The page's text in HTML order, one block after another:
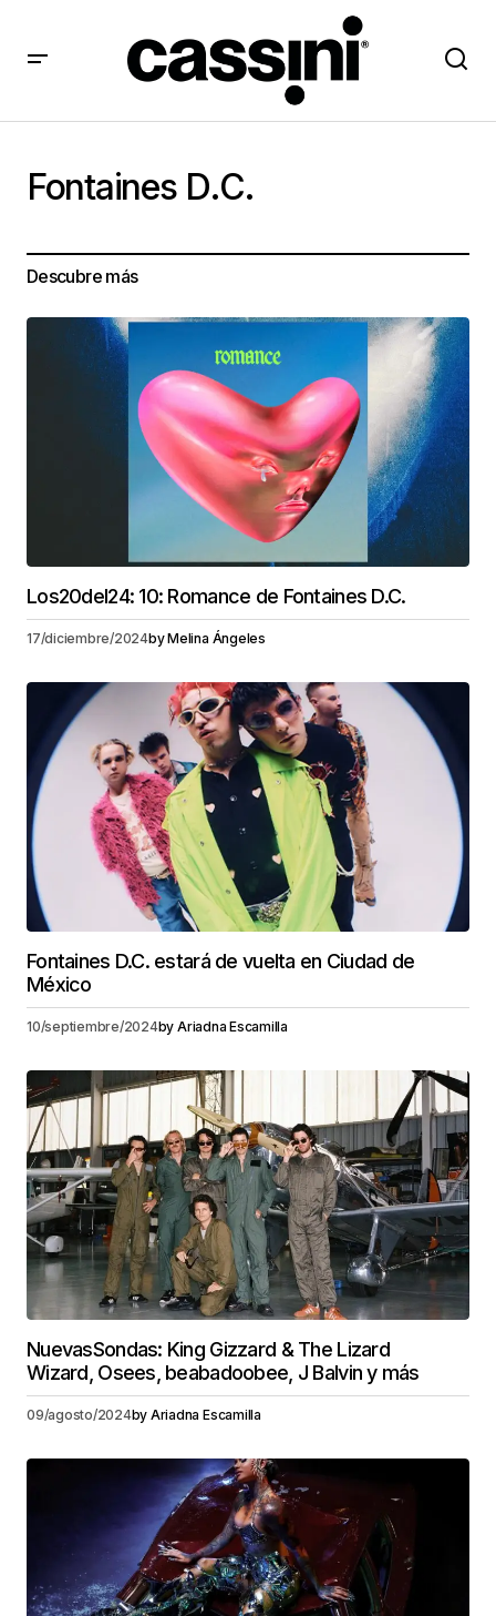
Fontaines D.C.
Descubre más
Los20del24: 10: Romance de Fontaines D.C.
17/diciembre/2024byMelina Ángeles
Fontaines D.C. estará de vuelta en Ciudad de
México
10/septiembre/2024by Ariadna Escamilla
NuevasSondas: King Gizzard & The Lizard
Wizard, Osees, beabadoobee, J Balvin y más
09/agosto/2024by Ariadna Escamilla